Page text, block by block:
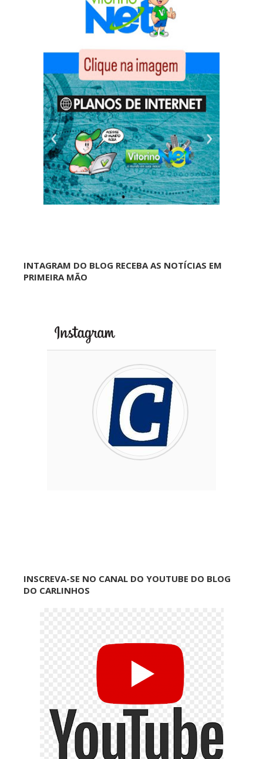
INTAGRAM DO BLOG RECEBA AS NOTÍCIAS EM
PRIMEIRA MÃO
INSCREVA-SE NO CANAL DO YOUTUBE DO BLOG
DO CARLINHOS